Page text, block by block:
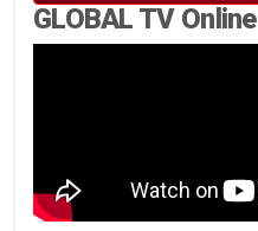
GLOBAL TV Online